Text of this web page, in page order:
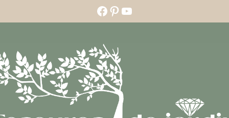
Facebook
Pinterest
YouTube